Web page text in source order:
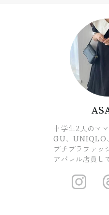
中学生2人のマ
GU、UNIQLO
プチプラファッ
アパレル店員し